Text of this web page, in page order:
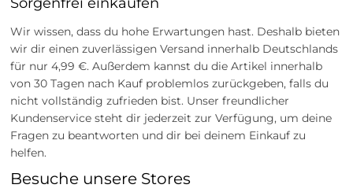
Wir wissen, dass du hohe Erwartungen hast. Deshalb bieten
wir dir einen zuverlässigen Versand innerhalb Deutschlands
für nur 4,99 €. Außerdem kannst du die Artikel innerhalb
von 30 Tagen nach Kauf problemlos zurückgeben, falls du
nicht vollständig zufrieden bist. Unser freundlicher
Kundenservice steht dir jederzeit zur Verfügung, um deine
Fragen zu beantworten und dir bei deinem Einkauf zu
helfen.
Besuche unsere Stores